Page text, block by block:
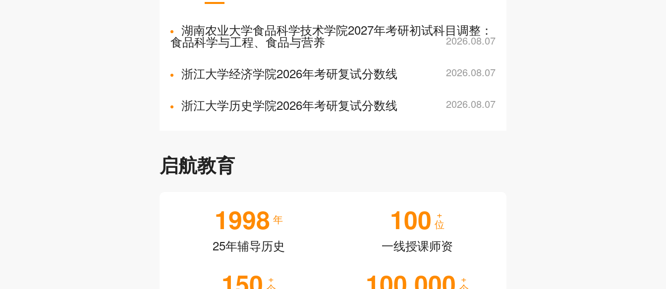
湖南农业大学食品科学技术学院2027年考研初试科目调整：
食品科学与工程、食品与营养 2026.08.07
浙江大学经济学院2026年考研复试分数线 2026.08.07
浙江大学历史学院2026年考研复试分数线 2026.08.07
启航教育
1998 年
25年辅导历史
100 +
位
一线授课师资
+ +